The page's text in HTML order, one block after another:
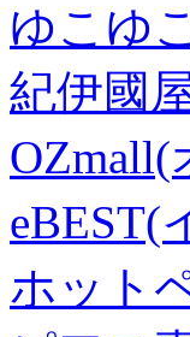
ゆこゆ
紀伊國
OZmall(
eBEST(
ホット